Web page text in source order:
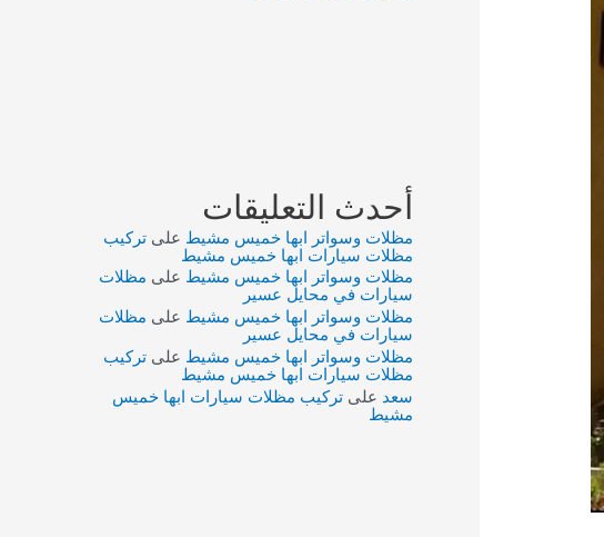
أحدث التعليقات
مظلات وسواتر ابها خميس مشيط على تركيب
مظلات سيارات ابها خميس مشيط
مظلات وسواتر ابها خميس مشيط على مظلات
سيارات في محايل عسير
مظلات وسواتر ابها خميس مشيط على مظلات
سيارات في محايل عسير
مظلات وسواتر ابها خميس مشيط على تركيب
مظلات سيارات ابها خميس مشيط
سعد على تركيب مظلات سيارات ابها خميس
مشيط